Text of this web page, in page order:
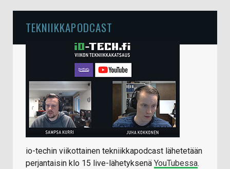
TEKNIIKKAPODCAST
io-techin viikottainen tekniikkapodcast lähetetään
perjantaisin klo 15 live-lähetyksenä YouTubessa.